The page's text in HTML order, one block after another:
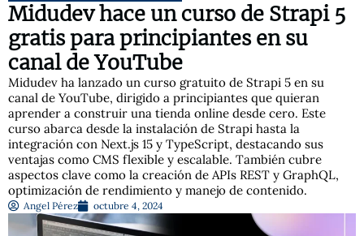
Midudev hace un curso de Strapi 5
gratis para principiantes en su
canal de YouTube
Midudev ha lanzado un curso gratuito de Strapi 5 en su
canal de YouTube, dirigido a principiantes que quieran
aprender a construir una tienda online desde cero. Este
curso abarca desde la instalación de Strapi hasta la
integración con Next.js 15 y TypeScript, destacando sus
ventajas como CMS flexible y escalable. También cubre
aspectos clave como la creación de APIs REST y GraphQL,
optimización de rendimiento y manejo de contenido.
Angel Pérez octubre 4, 2024